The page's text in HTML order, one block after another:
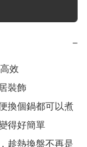
−
效
裝飾
換個鍋都可以煮
得好簡單
趁熱換盤不再是